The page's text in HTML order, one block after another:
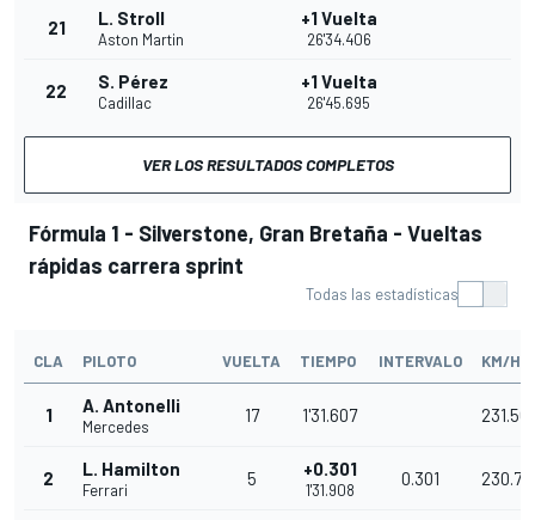
21 L. Stroll
Aston Martin
+1 Vuelta
26'34.406
22 S. Pérez
Cadillac
+1 Vuelta
26'45.695
VER LOS RESULTADOS COMPLETOS
Fórmula 1 - Silverstone, Gran Bretaña - Vueltas
rápidas carrera sprint
Todas las estadísticas
CLA PILOTO VUELTA TIEMPO INTERVALO KM/H
1 A. Antonelli
Mercedes
17 1'31.607
2 L. Hamilton
Ferrari
5 +0.301
1'31.908
0.301